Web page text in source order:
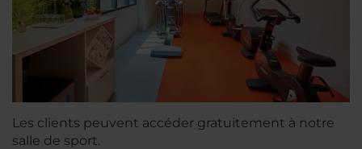
Les clients peuvent accéder gratuitement à notre
salle de sport.